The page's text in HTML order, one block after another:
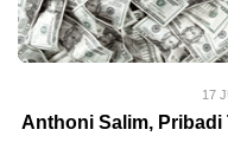
17
Anthoni Salim, Pribadi